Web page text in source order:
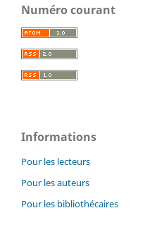
Numéro courant
Informations
Pour les lecteurs
Pour les auteurs
Pour les bibliothécaires